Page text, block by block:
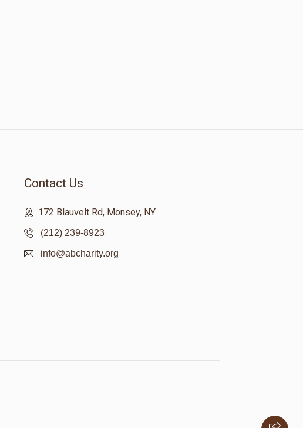
Contact Us
172 Blauvelt Rd, Monsey, NY
(212) 239-8923
info@abcharity.org